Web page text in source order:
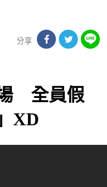
分享
全員假
XD